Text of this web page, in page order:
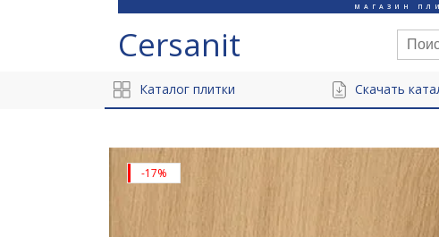
МАГАЗИН
Cersanit
Каталог плитки Скачать
-17%